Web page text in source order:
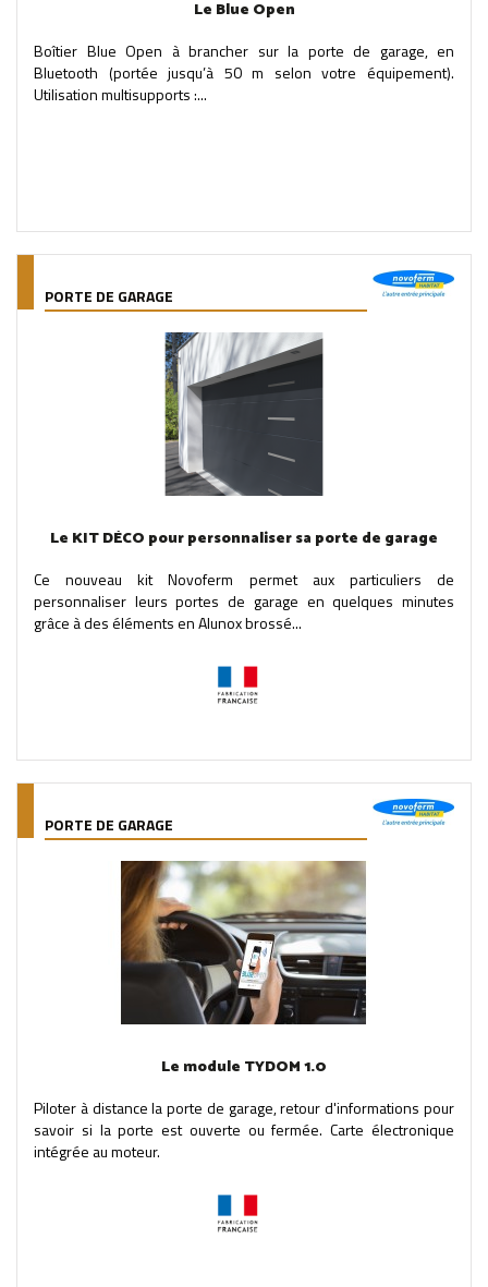
Le Blue Open
Boîtier Blue Open à brancher sur la porte de garage, en
Bluetooth (portée jusqu’à 50 m selon votre équipement).
Utilisation multisupports :...
PORTE DE GARAGE
Le KIT DÉCO pour personnaliser sa porte de garage
Ce nouveau kit Novoferm permet aux particuliers de
personnaliser leurs portes de garage en quelques minutes
grâce à des éléments en Alunox brossé...
PORTE DE GARAGE
Le module TYDOM 1.0
Piloter à distance la porte de garage, retour d'informations pour
savoir si la porte est ouverte ou fermée. Carte électronique
intégrée au moteur.